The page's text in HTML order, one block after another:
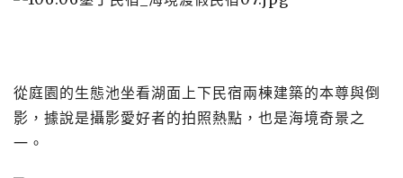
從庭園的生態池坐看湖面上下民宿兩棟建築的本尊與倒
影，據說是攝影愛好者的拍照熱點，也是海境奇景之
一。